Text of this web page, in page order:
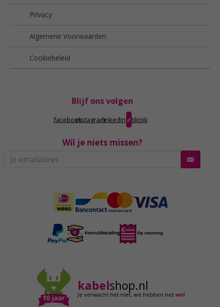
Privacy
Algemene Voorwaarden
Cookiebeleid
Blijf ons volgen
facebookinstagramlinkedin tiktok
Wil je niets missen?
kabelshop.nl
Je verwacht het niet,we hebben hetwel